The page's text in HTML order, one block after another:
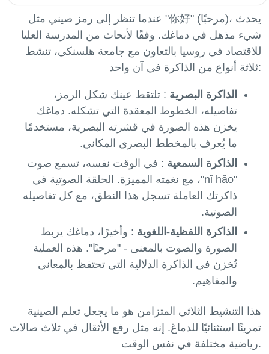
عندما تنظر إلى رمز صيني مثل "你好" (مرحبًا)، يحدث
شيء مذهل في دماغك. وفقًا لأبحاث من المدرسة العليا
للاقتصاد في روسيا بالتعاون مع جامعة هلسنكي، تنشط
ثلاثة أنواع من الذاكرة في آن واحد:
الذاكرة البصرية : تلتقط عينك شكل الرمز،
تفاصيله، الخطوط المعقدة التي تشكله. دماغك
يخزن هذه الصورة في قشرته البصرية، مستخدمًا
ما يُعرف بالمخطط البصري المكاني.
الذاكرة السمعية : في الوقت نفسه، تسمع صوت
"nǐ hǎo"، مع نغمته المميزة. الحلقة الصوتية في
ذاكرتك العاملة تسجل هذا النطق، مع كل تفاصيله
الصوتية.
الذاكرة اللفظية-اللغوية : وأخيرًا، دماغك يربط
الصورة والصوت بالمعنى - "مرحبًا". هذه العملية
تُخزن في الذاكرة الدلالية التي تحتفظ بالمعاني
والمفاهيم.
هذا التنشيط الثلاثي المتزامن هو ما يجعل تعلم الصينية
تمرينًا استثنائيًا للدماغ. إنه مثل رفع الأثقال في ثلاث صالات